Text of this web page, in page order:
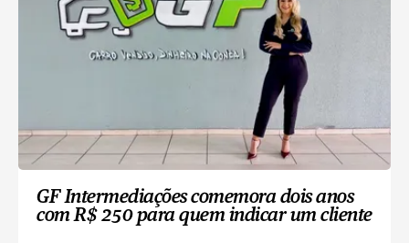
GF Intermediações comemora dois anos
com R$ 250 para quem indicar um cliente